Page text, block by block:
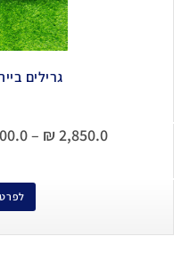
גרילים
₪ 2,850.0
–